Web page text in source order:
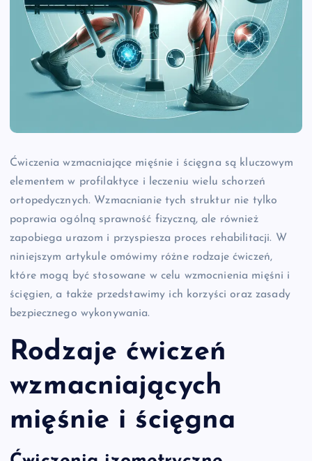
Ćwiczenia wzmacniające mięśnie i ścięgna są kluczowym
elementem w profilaktyce i leczeniu wielu schorzeń
ortopedycznych. Wzmacnianie tych struktur nie tylko
poprawia ogólną sprawność fizyczną, ale również
zapobiega urazom i przyspiesza proces rehabilitacji. W
niniejszym artykule omówimy różne rodzaje ćwiczeń,
które mogą być stosowane w celu wzmocnienia mięśni i
ścięgien, a także przedstawimy ich korzyści oraz zasady
bezpiecznego wykonywania.
Rodzaje ćwiczeń
wzmacniających
mięśnie i ścięgna